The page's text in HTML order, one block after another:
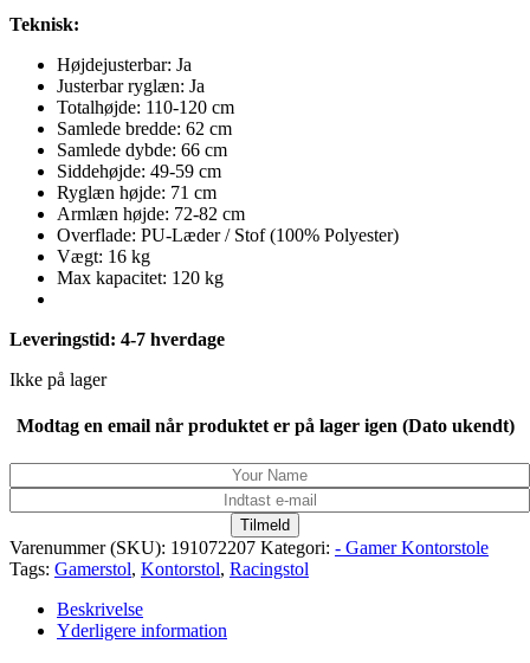
Teknisk:
Højdejusterbar: Ja
Justerbar ryglæn: Ja
Totalhøjde: 110-120 cm
Samlede bredde: 62 cm
Samlede dybde: 66 cm
Siddehøjde: 49-59 cm
Ryglæn højde: 71 cm
Armlæn højde: 72-82 cm
Overflade: PU-Læder / Stof (100% Polyester)
Vægt: 16 kg
Max kapacitet: 120 kg
Leveringstid: 4-7 hverdage
Ikke på lager
Modtag en email når produktet er på lager igen (Dato ukendt)
Tilmeld
Varenummer (SKU): 191072207 Kategori: - Gamer Kontorstole
Tags: Gamerstol, Kontorstol, Racingstol
Beskrivelse
Yderligere information